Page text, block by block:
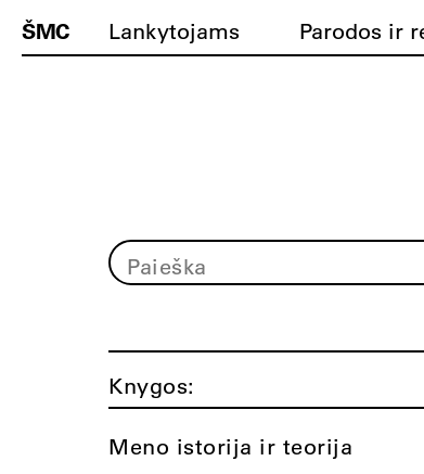
ŠMC Lankytojams Parodos ir
Knygos:
Meno istorija ir teorija